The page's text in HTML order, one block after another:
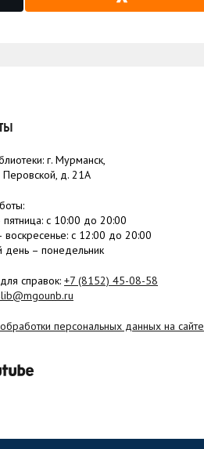
г. Мурманск,
д. 21А
пятница: с 10:00 до 20:00
воскресенье: c 12:00 до 20:00
день – понедельник
справок: +7 (8152) 45-08-58
персональных данных на сайте